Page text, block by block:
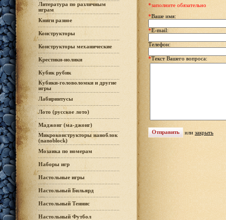
Литература по различным
играм
Книги разное
Конструкторы
Конструкторы механические
Крестики-нолики
Кубик рубик
Кубики-головоломки и другие
игры
Лабиринтусы
Лото (русское лото)
Маджонг (ма-джонг)
Микроконструкторы наноблок
(nanoblock)
Мозаика по номерам
Наборы игр
Настольные игры
Настольный Бильярд
Настольный Теннис
Настольный Футбол
*заполните обязательно
*Ваше имя:
*E-mail:
Телефон:
*Текст Вашего вопроса:
или закрыть